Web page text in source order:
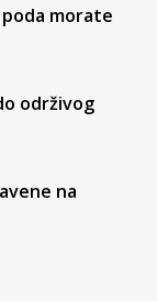
morate
održivog
na